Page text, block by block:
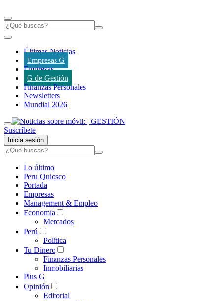
Últimas Noticias
Empresas G
Empresas
G de Gestión
Finanzas Personales
Newsletters
Mundial 2026
Suscríbete
Inicia sesión
Lo último
Peru Quiosco
Portada
Empresas
Management & Empleo
Economía
Mercados
Perú
Política
Tu Dinero
Finanzas Personales
Inmobiliarias
Plus G
Opinión
Editorial